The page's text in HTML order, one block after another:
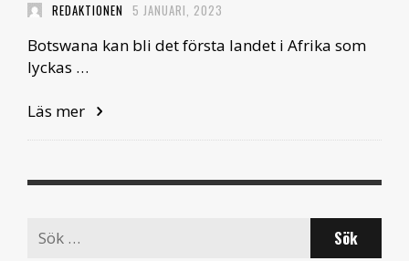
REDAKTIONEN 5 JANUARI, 2023
Botswana kan bli det första landet i Afrika som
lyckas …
Läs mer
Search
for: